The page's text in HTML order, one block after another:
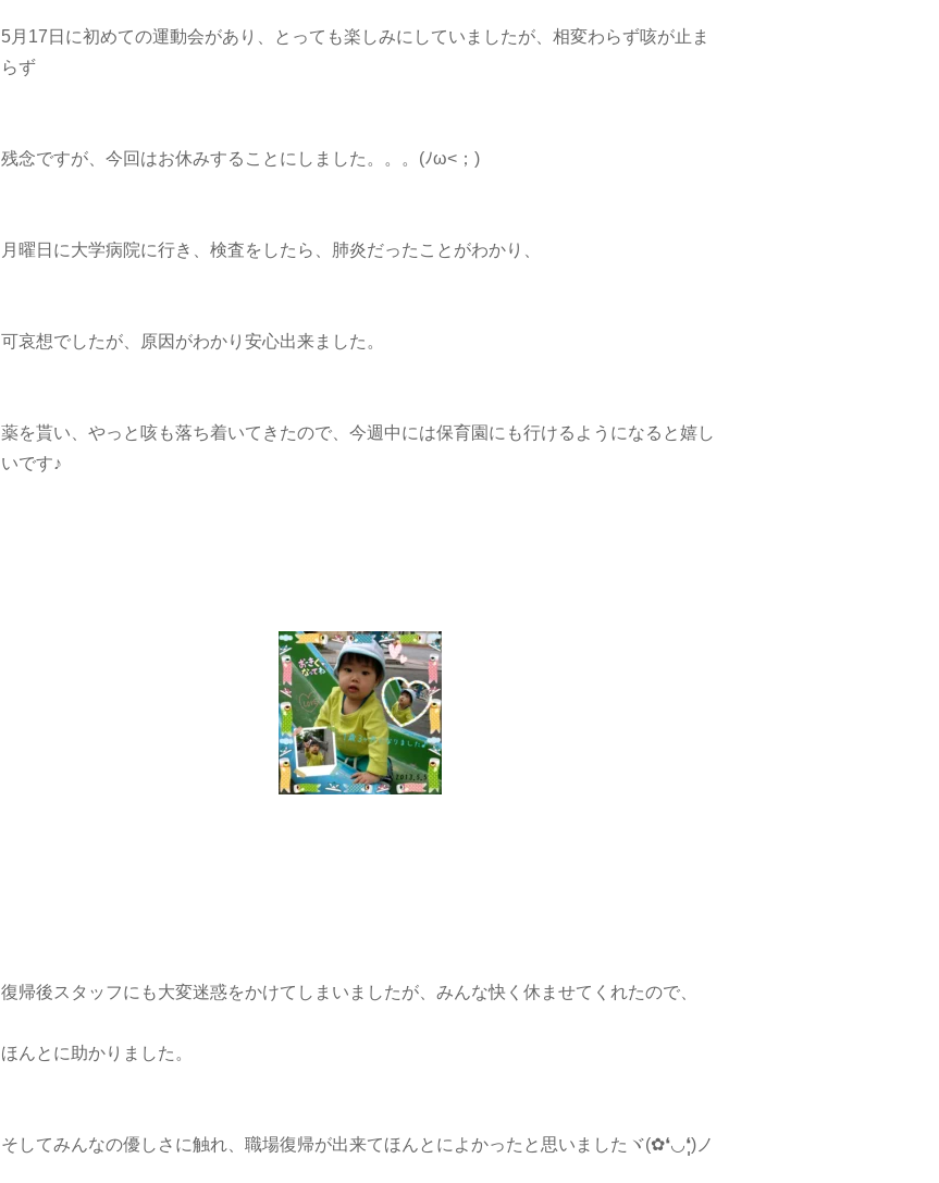
5月17日に初めての運動会があり、とっても楽しみにしていましたが、相変わらず咳が止ま
らず
残念ですが、今回はお休みすることにしました。。。(ﾉω<；)
月曜日に大学病院に行き、検査をしたら、肺炎だったことがわかり、
可哀想でしたが、原因がわかり安心出来ました。
薬を貰い、やっと咳も落ち着いてきたので、今週中には保育園にも行けるようになると嬉し
いです♪
復帰後スタッフにも大変迷惑をかけてしまいましたが、みんな快く休ませてくれたので、
ほんとに助かりました。
そしてみんなの優しさに触れ、職場復帰が出来てほんとによかったと思いましたヾ(✿❛◡❛ฺฺ)ノ